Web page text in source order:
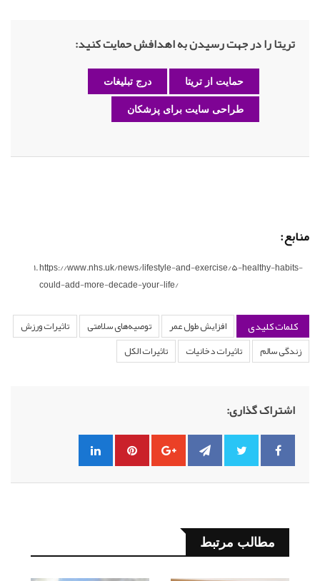
تریتا را در جهت رسیدن به اهدافش حمایت کنید:
حمایت از تریتا درج تبلیغات
طراحی سایت برای پزشکان
منابع:
https://www.nhs.uk/news/lifestyle-and-exercise/5-healthy-habits-
could-add-more-decade-your-life/
کلمات کلیدی افزایش طول عمر توصیه‌های سلامتی
تاثیرات ورزش
زندگی سالم
تاثیرات دخانیات تاثیرات الکل
اشتراک گذاری:
مطالب مرتبط